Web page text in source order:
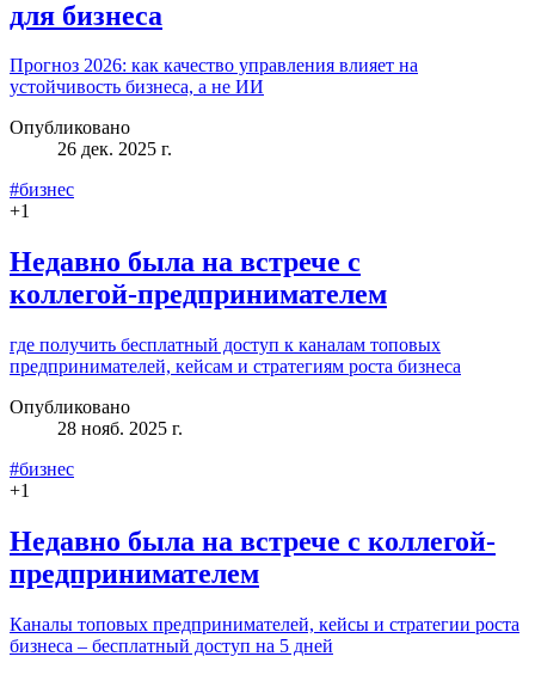
для бизнеса
Прогноз 2026: как качество управления влияет на
устойчивость бизнеса, а не ИИ
Опубликовано
26 дек. 2025 г.
#бизнес
+1
Недавно была на встрече с
коллегой‑предпринимателем
где получить бесплатный доступ к каналам топовых
предпринимателей, кейсам и стратегиям роста бизнеса
Опубликовано
28 нояб. 2025 г.
#бизнес
+1
Недавно была на встрече с коллегой-
предпринимателем
Каналы топовых предпринимателей, кейсы и стратегии роста
бизнеса – бесплатный доступ на 5 дней